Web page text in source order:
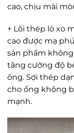
cao, chịu mài
+ Lõi thép lò xo
cao được mạ
sản phẩm
tăng cường độ
ống. Sợi thép
cho ống không
mạnh.